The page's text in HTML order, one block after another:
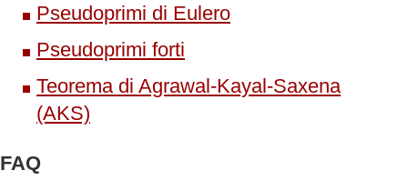
Pseudoprimi di Eulero
Pseudoprimi forti
Teorema di Agrawal-Kayal-Saxena
(AKS)
FAQ